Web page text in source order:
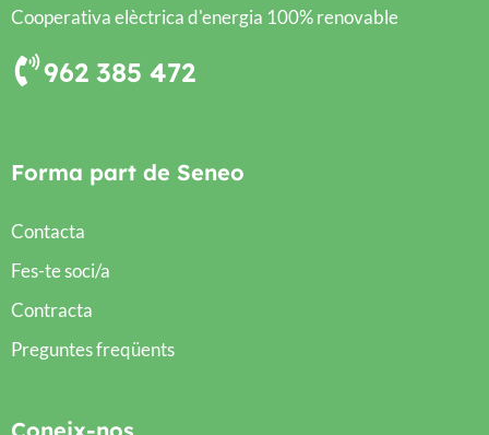
Cooperativa elèctrica d'energia 100% renovable
962 385 472
Forma part de Seneo
Contacta
Fes-te soci/a
Contracta
Preguntes freqüents